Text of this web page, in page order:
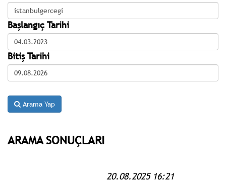
Başlangıç Tarihi
Bitiş Tarihi
Arama Yap
ARAMA SONUÇLARI
20.08.2025 16:21